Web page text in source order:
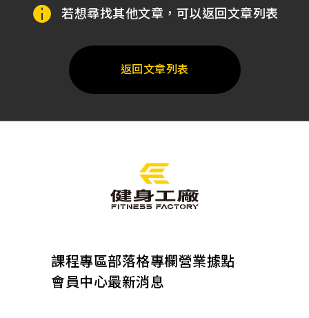
若想尋找其他文章，可以返回文章列表
返回文章列表
課程專區部落格專欄營業據點
會員中心最新消息